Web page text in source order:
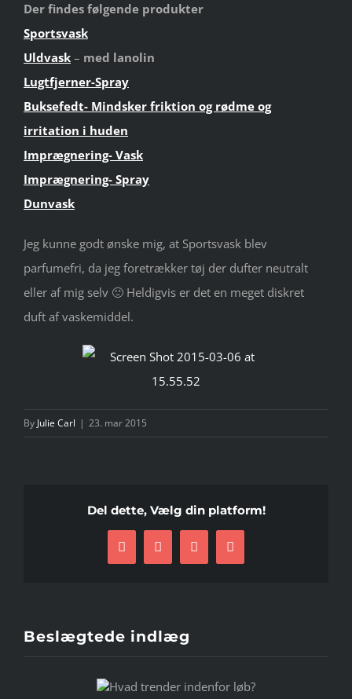
Der findes følgende produkter
Sportsvask
Uldvask – med lanolin
Lugtfjerner-Spray
Buksefedt- Mindsker friktion og rødme og
irritation i huden
Imprægnering- Vask
Imprægnering- Spray
Dunvask
Jeg kunne godt ønske mig, at Sportsvask blev
parfumefri, da jeg foretrækker tøj der dufter neutralt
eller af mig selv 🙂 Heldigvis er det en meget diskret
duft af vaskemiddel.
By Julie Carl | 23. mar 2015
Del dette, Vælg din platform!
FacebookTwitterLinkedIn
E-
mail
Beslægtede indlæg